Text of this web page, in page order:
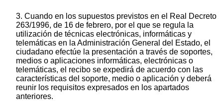
3. Cuando en los supuestos previstos en el Real Decreto
263/1996, de 16 de febrero, por el que se regula la
utilización de técnicas electrónicas, informáticas y
telemáticas en la Administración General del Estado, el
ciudadano efectúe la presentación a través de soportes,
medios o aplicaciones informáticas, electrónicas o
telemáticas, el recibo se expedirá de acuerdo con las
características del soporte, medio o aplicación y deberá
reunir los requisitos expresados en los apartados
anteriores.